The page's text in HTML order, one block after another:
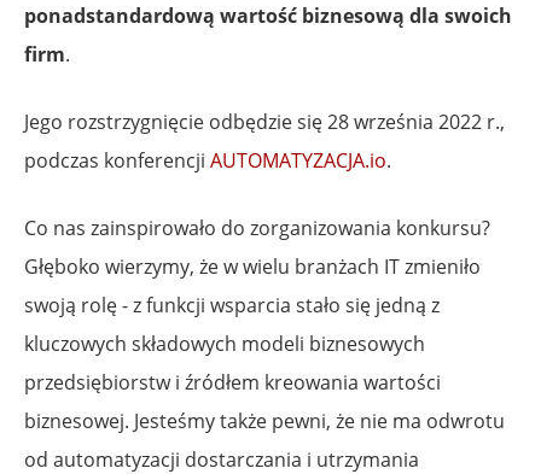
ponadstandardową wartość biznesową dla swoich
firm.
Jego rozstrzygnięcie odbędzie się 28 września 2022 r.,
podczas konferencji AUTOMATYZACJA.io.
Co nas zainspirowało do zorganizowania konkursu?
Głęboko wierzymy, że w wielu branżach IT zmieniło
swoją rolę - z funkcji wsparcia stało się jedną z
kluczowych składowych modeli biznesowych
przedsiębiorstw i źródłem kreowania wartości
biznesowej. Jesteśmy także pewni, że nie ma odwrotu
od automatyzacji dostarczania i utrzymania